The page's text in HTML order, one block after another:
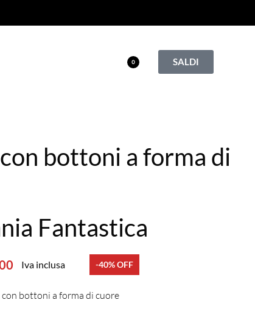
0 SALDI
bottoni a forma di
Fantastica
Iva inclusa -40% OFF
bottoni a forma di cuore